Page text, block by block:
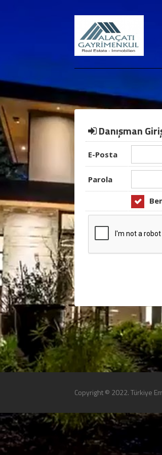
Danışman
E-Posta
Parola
Copyright © 2022. Türkiye